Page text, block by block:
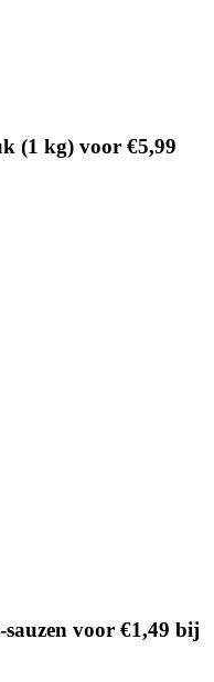
(1 kg) voor €5,99
voor €1,49 bij